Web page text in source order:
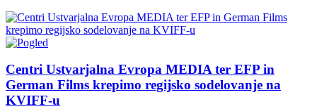
Centri Ustvarjalna Evropa MEDIA ter EFP in
German Films krepimo regijsko sodelovanje na
KVIFF-u